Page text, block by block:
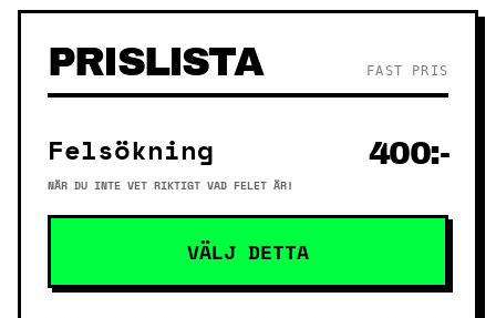
PRISLISTA FAST PRIS
Felsökning
NÄR DU INTE VET RIKTIGT VAD FELET ÄR!
400:-
VÄLJ DETTA